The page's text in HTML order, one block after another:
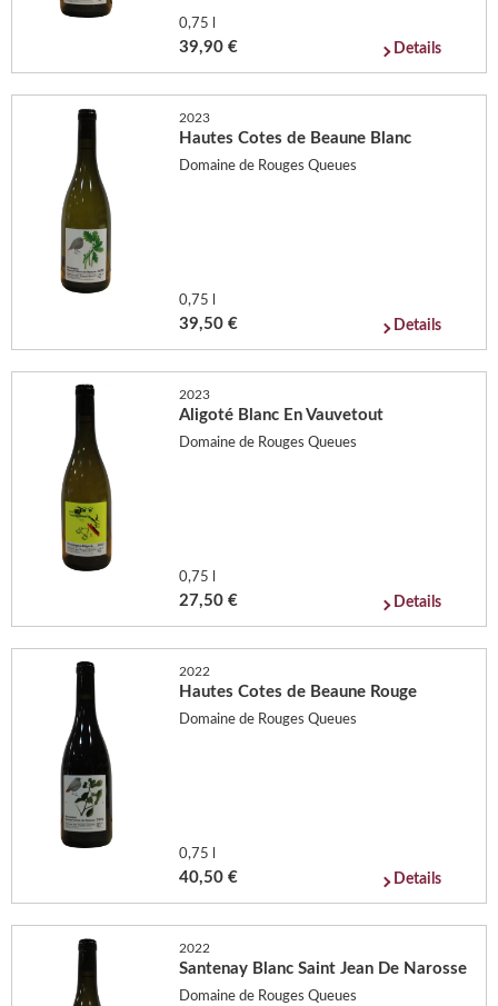
0,75 l
39,90 € Details
2023
Hautes Cotes de Beaune Blanc
Domaine de Rouges Queues
0,75 l
39,50 € Details
2023
Aligoté Blanc En Vauvetout
Domaine de Rouges Queues
0,75 l
27,50 € Details
2022
Hautes Cotes de Beaune Rouge
Domaine de Rouges Queues
0,75 l
40,50 € Details
2022
Santenay Blanc Saint Jean De Narosse
Domaine de Rouges Queues